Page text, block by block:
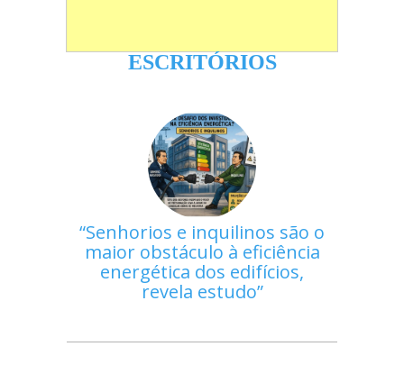
ESCRITÓRIOS
Senhorios e inquilinos são o
maior obstáculo à eficiência
energética dos edifícios,
revela estudo